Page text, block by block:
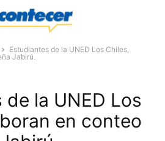
Estudiantes de la UNED Los Chiles,
Jabirú.
la UNED Los
en conteo